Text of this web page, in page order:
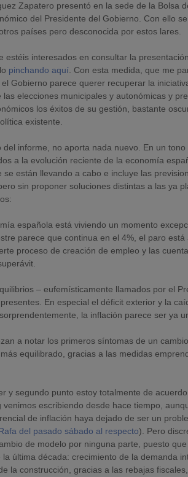
Zapatero presentó en la sede de la Bolsa
del Presidente del Gobierno. Con ello
países pero desconocida por estos lares.
estéis interesados en consultar la
pinchando aquí . Con esta medida, que me
Gobierno parece querer recuperar la
las elecciones municipales y autonómicas y
los éxitos de su gestión, bastante
existente.
del informe, no aporta nada nuevo. En un
a la evolución reciente de la economía
se están llevando a cabo e incluye las
sin proponer soluciones distintas a las ya
española está viviendo un momento
parece que continua en el 4%, el paro
proceso de creación de empleo y las
– eufemísticamente llamados por el
En especial el déficit exterior y la
la inflación parece ser ya
a notar los primeros síntomas de un
equilibrado, gracias a las medidas
y segundo punto estoy totalmente de
venimos escribiendo desde hace tiempo,
de inflación haya dejado de ser un
del pasado sábado al respecto). Pero
de modelo por ninguna parte, puesto
la última década: crecimiento de la demanda
la construcción, gracias a las rebajas